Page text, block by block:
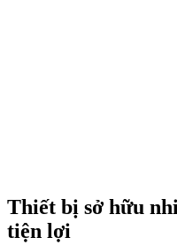
Thiết bị sở hữu
tiện lợi